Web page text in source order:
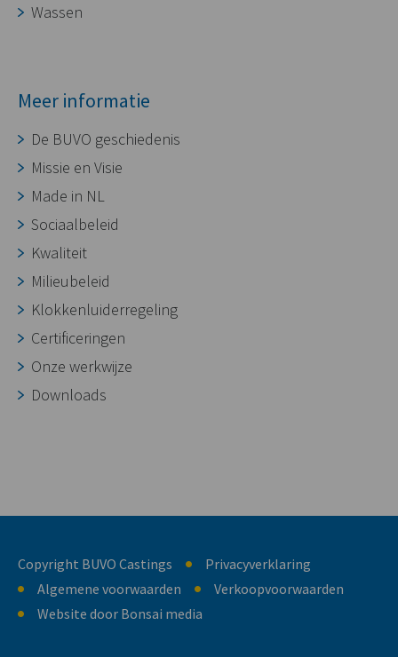
Wassen
Meer informatie
De BUVO geschiedenis
Missie en Visie
Made in NL
Sociaalbeleid
Kwaliteit
Milieubeleid
Klokkenluiderregeling
Certificeringen
Onze werkwijze
Downloads
Copyright BUVO Castings
Privacyverklaring
Algemene voorwaarden
Verkoopvoorwaarden
Website door Bonsai media